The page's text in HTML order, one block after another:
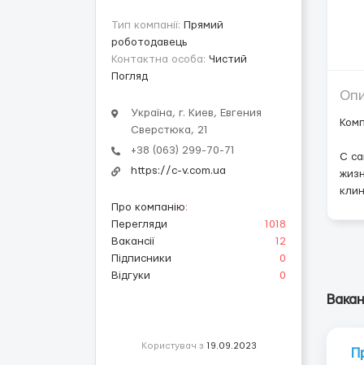
Тип компанії: Прямий
роботодавець
Контактна особа: Чистий
Погляд
Україна, г. Киев, Евгения
Сверстюка, 21
+38 (063) 299-70-71
https://c-v.com.ua
Про компанію:
Перегляди
1018
Вакансії
12
Підписники
0
Відгуки
0
Користувач з 19.09.2023
С